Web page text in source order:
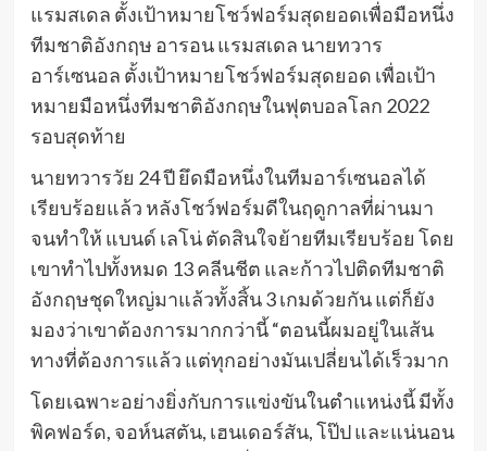
แรมสเดล ตั้งเป้าหมายโชว์ฟอร์มสุดยอดเพื่อมือหนึ่ง
ทีมชาติอังกฤษ อารอน แรมสเดล นายทวาร
อาร์เซนอล ตั้งเป้าหมายโชว์ฟอร์มสุดยอด เพื่อเป้า
หมายมือหนึ่งทีมชาติอังกฤษในฟุตบอลโลก 2022
รอบสุดท้าย
นายทวารวัย 24 ปี ยึดมือหนึ่งในทีมอาร์เซนอลได้
เรียบร้อยแล้ว หลังโชว์ฟอร์มดีในฤดูกาลที่ผ่านมา
จนทำให้ แบนด์ เลโน่ ตัดสินใจย้ายทีมเรียบร้อย โดย
เขาทำไปทั้งหมด 13 คลีนชีต และก้าวไปติดทีมชาติ
อังกฤษชุดใหญ่มาแล้วทั้งสิ้น 3 เกมด้วยกัน แต่ก็ยัง
มองว่าเขาต้องการมากกว่านี้ “ตอนนี้ผมอยู่ในเส้น
ทางที่ต้องการแล้ว แต่ทุกอย่างมันเปลี่ยนได้เร็วมาก
โดยเฉพาะอย่างยิ่งกับการแข่งขันในตำแหน่งนี้ มีทั้ง
พิคฟอร์ด, จอห์นสตัน, เฮนเดอร์สัน, โป๊ป และแน่นอน